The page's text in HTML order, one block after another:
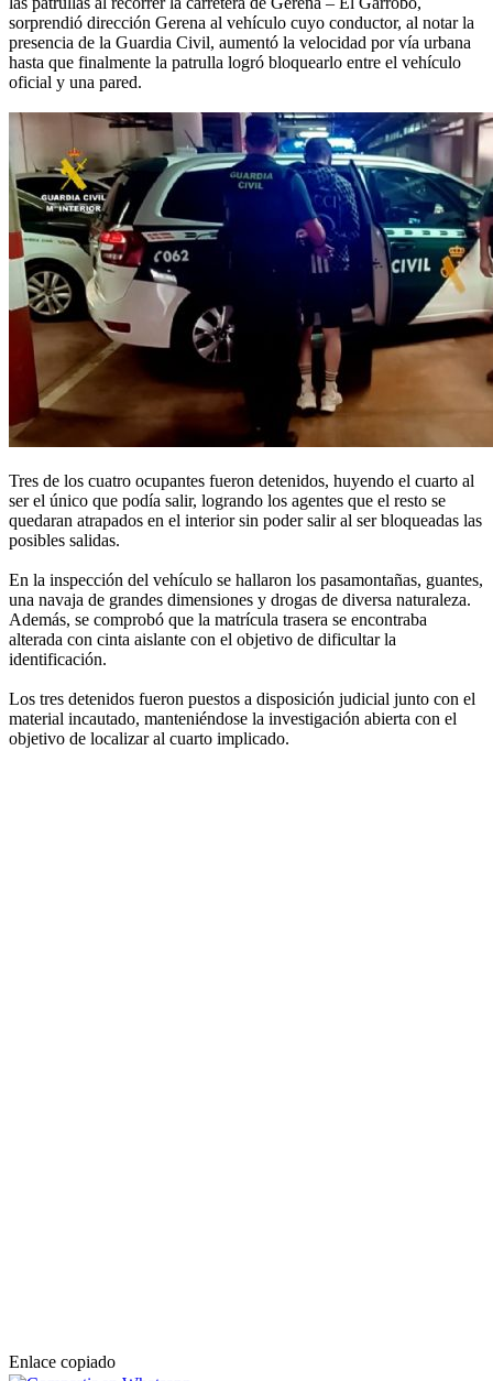
sorprendió dirección Gerena al vehículo cuyo conductor, al notar la
presencia de la Guardia Civil, aumentó la velocidad por vía urbana
hasta que finalmente la patrulla logró bloquearlo entre el vehículo
oficial y una pared.
Tres de los cuatro ocupantes fueron detenidos, huyendo el cuarto al
ser el único que podía salir, logrando los agentes que el resto se
quedaran atrapados en el interior sin poder salir al ser bloqueadas las
posibles salidas.
En la inspección del vehículo se hallaron los pasamontañas, guantes,
una navaja de grandes dimensiones y drogas de diversa naturaleza.
Además, se comprobó que la matrícula trasera se encontraba
alterada con cinta aislante con el objetivo de dificultar la
identificación.
Los tres detenidos fueron puestos a disposición judicial junto con el
material incautado, manteniéndose la investigación abierta con el
objetivo de localizar al cuarto implicado.
Enlace copiado